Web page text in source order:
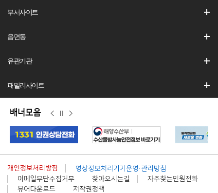
부서사이트
읍면동
유관기관
패밀리사이트
배너모음
이
전
정
지
다
음
개인정보처리방침
영상정보처리기기운영·관리방침
이메일무단수집거부
찾아오시는길
자주찾는민원전화
뷰어다운로드
저작권정책